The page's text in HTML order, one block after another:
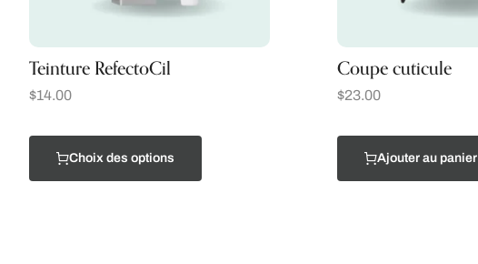
Teinture RefectoCil
$14.00
Choix des options
Coupe cuticule
$23.00
Ajouter au panier